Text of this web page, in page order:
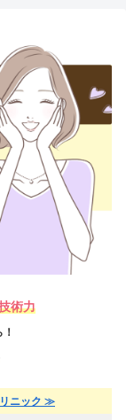
術力
ニック ≫